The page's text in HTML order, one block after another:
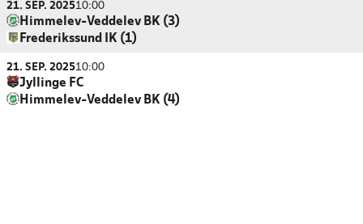
21. SEP. 202510:00
Himmelev-Veddelev BK (3)
Frederikssund IK (1)
21. SEP. 202510:00
Jyllinge FC
Himmelev-Veddelev BK (4)